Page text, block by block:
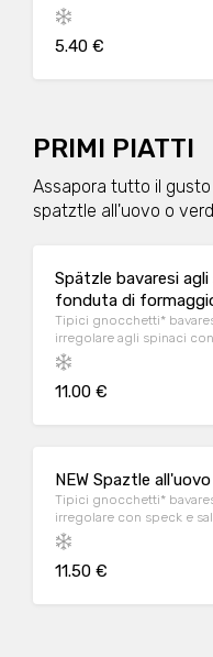
5.40 €
PRIMI PIATTI
Assapora tutto il
spatztle all'uovo o
Spätzle bavaresi
fonduta di
Tipici gnocchetti*
irregolare agli spinaci
saltato in padella e
11.00 €
NEW Spaztle
Tipici gnocchetti*
irregolare con speck e
porcini*
11.50 €